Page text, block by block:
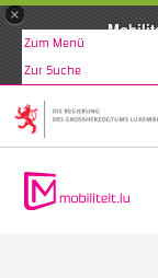
×
Zum Menü
Zur Suche